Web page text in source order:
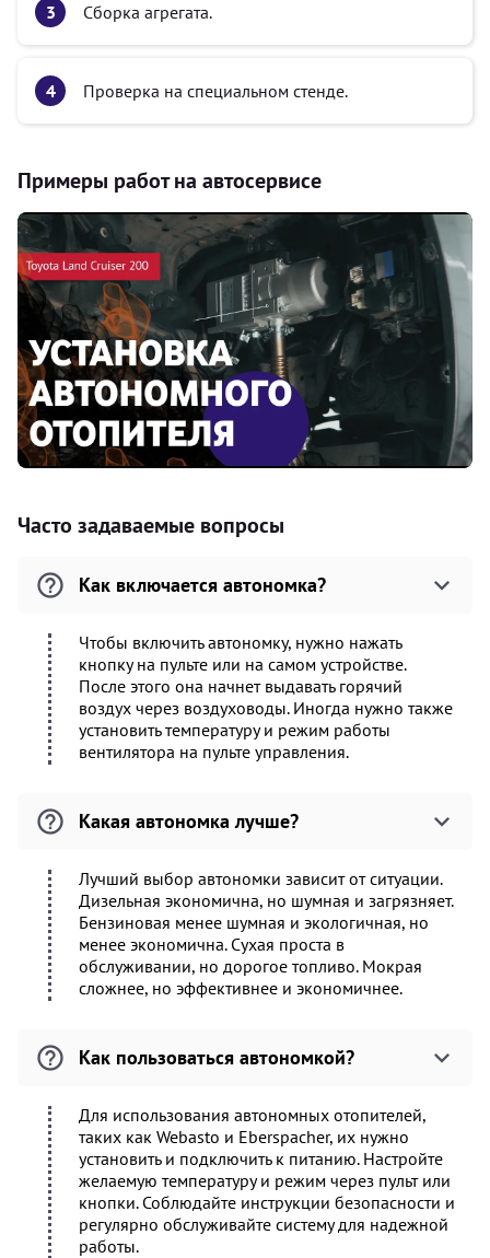
Сборка агрегата.
Проверка на специальном стенде.
Примеры работ на автосервисе
Часто задаваемые вопросы
Как включается автономка?
Чтобы включить автономку, нужно нажать
кнопку на пульте или на самом устройстве.
После этого она начнет выдавать горячий
воздух через воздуховоды. Иногда нужно также
установить температуру и режим работы
вентилятора на пульте управления.
Какая автономка лучше?
Лучший выбор автономки зависит от ситуации.
Дизельная экономична, но шумная и загрязняет.
Бензиновая менее шумная и экологичная, но
менее экономична. Сухая проста в
обслуживании, но дорогое топливо. Мокрая
сложнее, но эффективнее и экономичнее.
Как пользоваться автономкой?
Для использования автономных отопителей,
таких как Webasto и Eberspacher, их нужно
установить и подключить к питанию. Настройте
желаемую температуру и режим через пульт или
кнопки. Соблюдайте инструкции безопасности и
регулярно обслуживайте систему для надежной
работы.